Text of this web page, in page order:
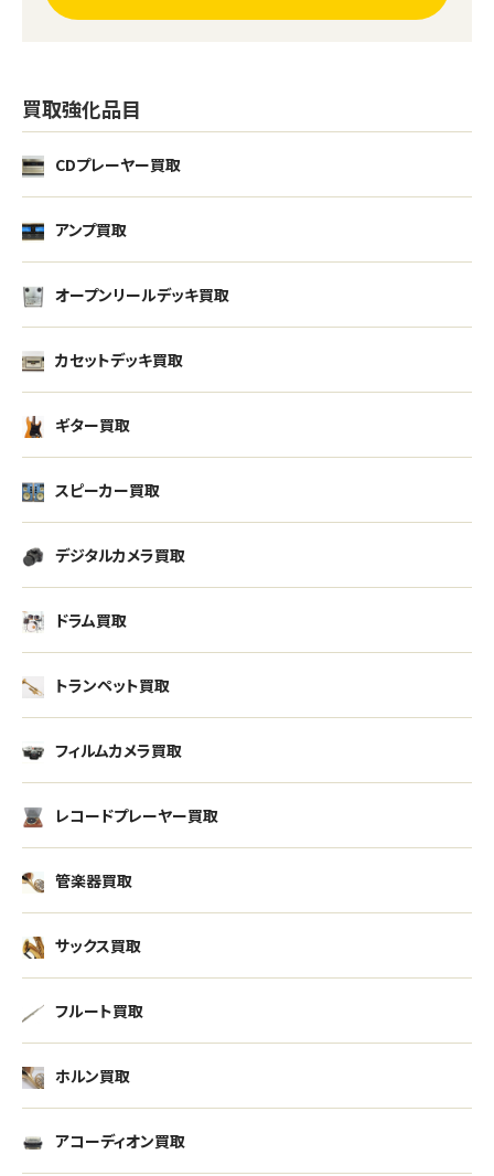
買取強化品目
CDプレーヤー買取
アンプ買取
オープンリールデッキ買取
カセットデッキ買取
ギター買取
スピーカー買取
デジタルカメラ買取
ドラム買取
トランペット買取
フィルムカメラ買取
レコードプレーヤー買取
管楽器買取
サックス買取
フルート買取
ホルン買取
アコーディオン買取